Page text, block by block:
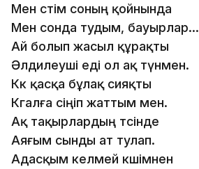
Мен өстім соның қойнында
Мен сонда тудым, бауырлар...
Ай болып жасыл құрақты
Әлдилеуші еді ол ақ түнмен.
Көк қасқа бұлақ сияқты
Көгалға сіңіп жаттым мен.
Ақ тақырлардың төсінде
Аяғым сынды ат тулап.
Адасқым келмей көшімнен